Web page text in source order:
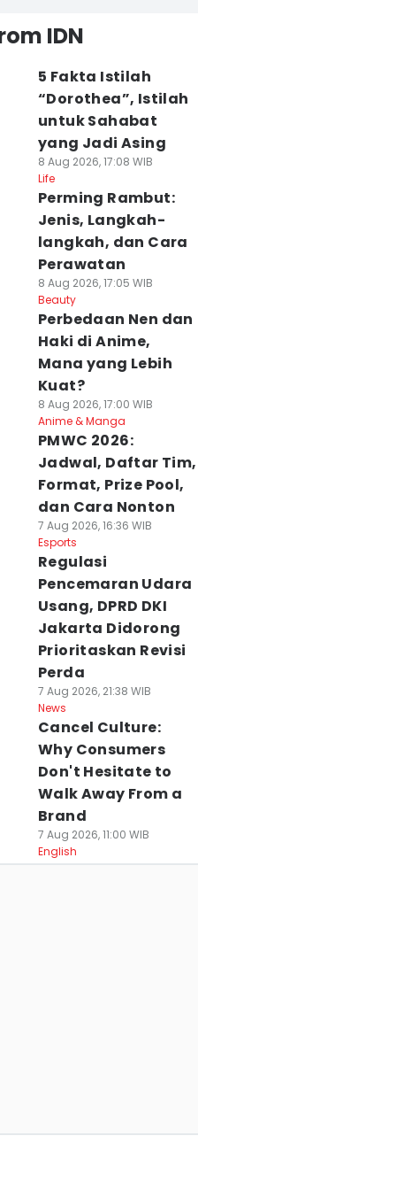
IDN
5 Fakta Istilah
“Dorothea”, Istilah
untuk Sahabat
yang Jadi Asing
8 Aug 2026, 17:08 WIB
Life
Perming Rambut:
Jenis, Langkah-
langkah, dan Cara
Perawatan
8 Aug 2026, 17:05 WIB
Beauty
Perbedaan Nen dan
Haki di Anime,
Mana yang Lebih
Kuat?
8 Aug 2026, 17:00 WIB
Anime & Manga
PMWC 2026:
Jadwal, Daftar Tim,
Format, Prize Pool,
dan Cara Nonton
7 Aug 2026, 16:36 WIB
Esports
Regulasi
Pencemaran Udara
Usang, DPRD DKI
Jakarta Didorong
Prioritaskan Revisi
Perda
7 Aug 2026, 21:38 WIB
News
Cancel Culture:
Why Consumers
Don't Hesitate to
Walk Away From a
Brand
7 Aug 2026, 11:00 WIB
English